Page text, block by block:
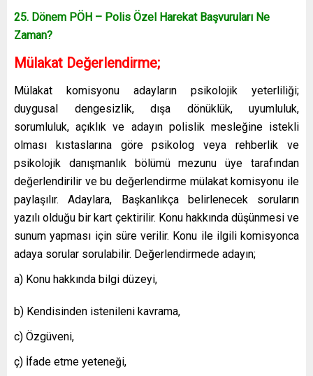
25. Dönem PÖH – Polis Özel Harekat Başvuruları Ne
Zaman?
Mülakat Değerlendirme;
Mülakat komisyonu adayların psikolojik yeterliliği;
duygusal dengesizlik, dışa dönüklük, uyumluluk,
sorumluluk, açıklık ve adayın polislik mesleğine istekli
olması kıstaslarına göre psikolog veya rehberlik ve
psikolojik danışmanlık bölümü mezunu üye tarafından
değerlendirilir ve bu değerlendirme mülakat komisyonu ile
paylaşılır. Adaylara, Başkanlıkça belirlenecek soruların
yazılı olduğu bir kart çektirilir. Konu hakkında düşünmesi ve
sunum yapması için süre verilir. Konu ile ilgili komisyonca
adaya sorular sorulabilir. Değerlendirmede adayın;
a) Konu hakkında bilgi düzeyi,
b) Kendisinden istenileni kavrama,
c) Özgüveni,
ç) İfade etme yeteneği,